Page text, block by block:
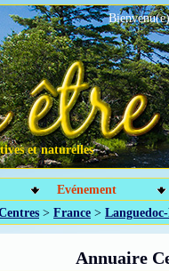
et naturelles
Evénement
> France >
Annuaire